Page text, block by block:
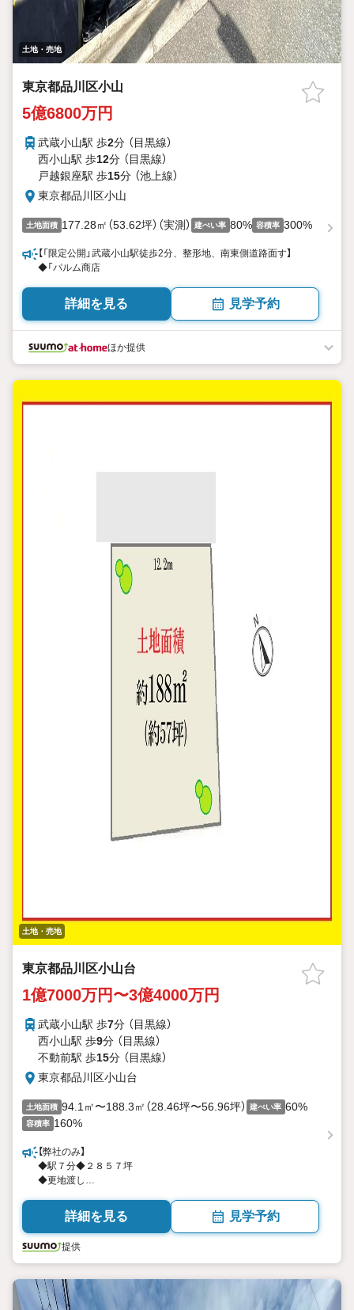
土地・売地
東京都品川区小山
5億6800万円
武蔵小山駅 歩2分 （目黒線）
西小山駅 歩12分 （目黒線）
戸越銀座駅 歩15分 （池上線）
東京都品川区小山
土地面積 177.28㎡（53.62坪）（実測） 建ぺい率 80% 容積率 300%
【「限定公開」武蔵小山駅徒歩2分、整形地、南東側道路面す】
◆「パルム商店
詳細を見る 見学予約
ほか提供
土地・売地
東京都品川区小山台
1億7000万円〜3億4000万円
武蔵小山駅 歩7分 （目黒線）
西小山駅 歩9分 （目黒線）
不動前駅 歩15分 （目黒線）
東京都品川区小山台
土地面積 94.1㎡〜188.3㎡（28.46坪〜56.96坪） 建ぺい率 60%
容積率 160%
【弊社のみ】
◆駅７分◆２８５７坪
◆更地渡し
詳細を見る 見学予約
提供